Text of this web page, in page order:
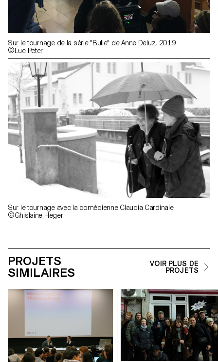
Sur le tournage de la série "Bulle" de Anne Deluz, 2019
©Luc Peter
Sur le tournage avec la comédienne Claudia Cardinale
©Ghislaine Heger
PROJETS
SIMILAIRES
VOIR PLUS DE
PROJETS